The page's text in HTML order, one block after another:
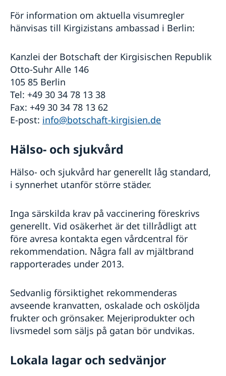
För information om aktuella visumregler
hänvisas till Kirgizistans ambassad i Berlin:
Kanzlei der Botschaft der Kirgisischen Republik
Otto-Suhr Alle 146
105 85 Berlin
Tel: +49 30 34 78 13 38
Fax: +49 30 34 78 13 62
E-post: info@botschaft-kirgisien.de
Hälso- och sjukvård
Hälso- och sjukvård har generellt låg standard,
i synnerhet utanför större städer.
Inga särskilda krav på vaccinering föreskrivs
generellt. Vid osäkerhet är det tillrådligt att
före avresa kontakta egen vårdcentral för
rekommendation. Några fall av mjältbrand
rapporterades under 2013.
Sedvanlig försiktighet rekommenderas
avseende kranvatten, oskalade och osköljda
frukter och grönsaker. Mejeriprodukter och
livsmedel som säljs på gatan bör undvikas.
Lokala lagar och sedvänjor